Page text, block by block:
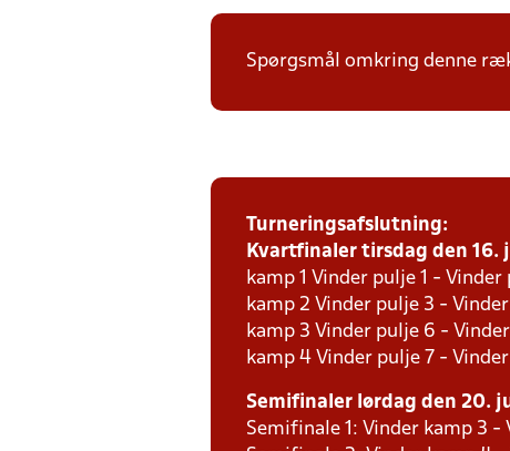
Spørgsmål omkring denne
Turneringsafslutning:
Kvartfinaler tirsdag den 16.
kamp 1 Vinder pulje 1 - Vinder
kamp 2 Vinder pulje 3 -
kamp 3 Vinder pulje 6 -
kamp 4 Vinder pulje 7 -
Semifinaler lørdag den 20.
Semifinale 1: Vinder kamp 3 -